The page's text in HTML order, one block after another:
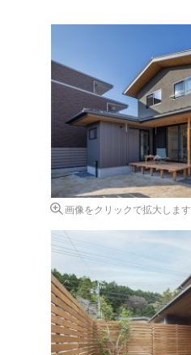
画像をクリックで拡大します